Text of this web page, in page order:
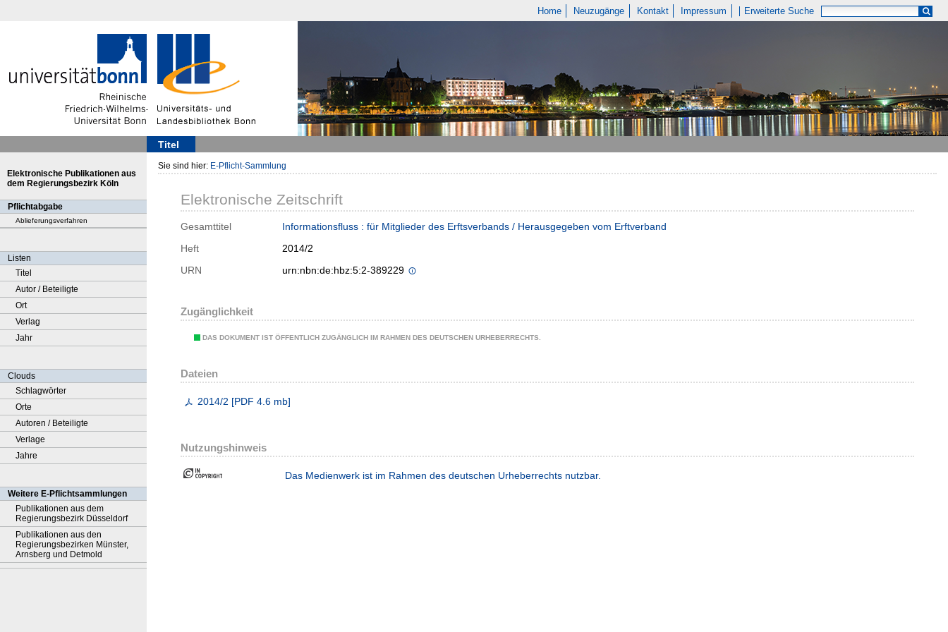
Home Neuzugänge Kontakt Impressum Erweiterte Suche
Titel
Elektronische Publikationen aus
dem Regierungsbezirk Köln
Pflichtabgabe
Ablieferungsverfahren
Listen
Titel
Autor / Beteiligte
Ort
Verlag
Jahr
Clouds
Schlagwörter
Orte
Autoren / Beteiligte
Verlage
Jahre
Weitere E-Pflichtsammlungen
Publikationen aus dem
Regierungsbezirk Düsseldorf
Publikationen aus den
Regierungsbezirken Münster,
Arnsberg und Detmold
Sie sind hier: E-Pflicht-Sammlung
Elektronische Zeitschrift
Gesamttitel
Informationsfluss : für Mitglieder des Erftsverbands / Herausgegeben vom Erftverband
Heft
2014/2
URN
urn:nbn:de:hbz:5:2-389229
Zugänglichkeit
DAS DOKUMENT IST ÖFFENTLICH ZUGÄNGLICH IM RAHMEN DES DEUTSCHEN URHEBERRECHTS.
Dateien
2014/2 [PDF 4.6 mb]
Nutzungshinweis
Das Medienwerk ist im Rahmen des deutschen Urheberrechts nutzbar.